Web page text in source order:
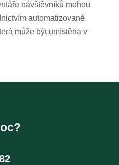
návštěvníků mohou
automatizované
může být umístěna v